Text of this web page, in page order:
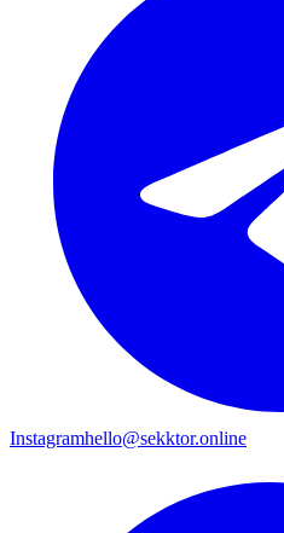
Instagramhello@sekktor.online